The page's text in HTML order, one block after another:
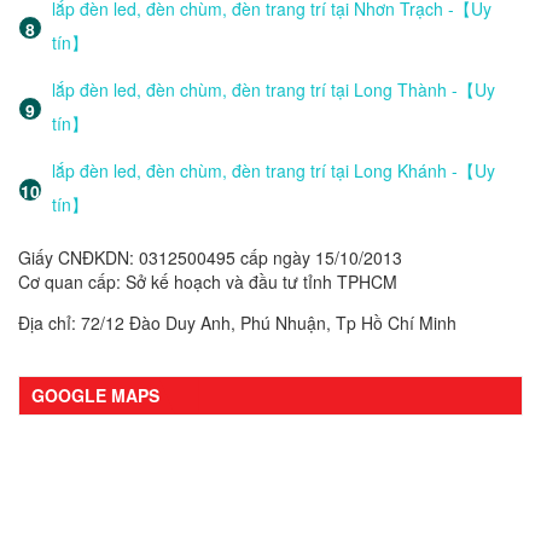
lắp đèn led, đèn chùm, đèn trang trí tại Nhơn Trạch -【Uy
tín】
lắp đèn led, đèn chùm, đèn trang trí tại Long Thành -【Uy
tín】
lắp đèn led, đèn chùm, đèn trang trí tại Long Khánh -【Uy
tín】
Giấy CNĐKDN: 0312500495 cấp ngày 15/10/2013
Cơ quan cấp: Sở kế hoạch và đầu tư tỉnh TPHCM
Địa chỉ: 72/12 Đào Duy Anh, Phú Nhuận, Tp Hồ Chí Minh
GOOGLE MAPS